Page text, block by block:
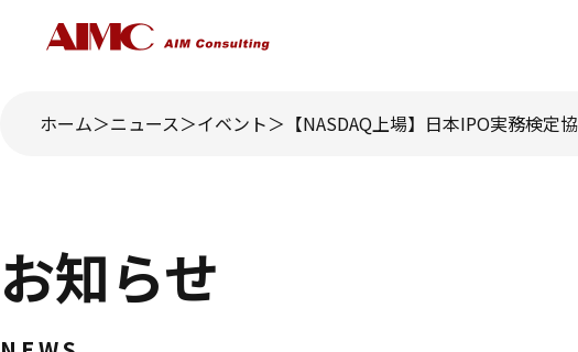
ホーム ニュース イベント 【NASDAQ上場】日本IPO実務検定
お知らせ